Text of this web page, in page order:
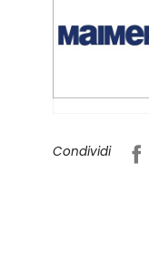
Condividi